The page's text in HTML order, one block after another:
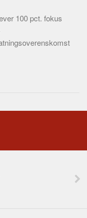
100 pct. fokus